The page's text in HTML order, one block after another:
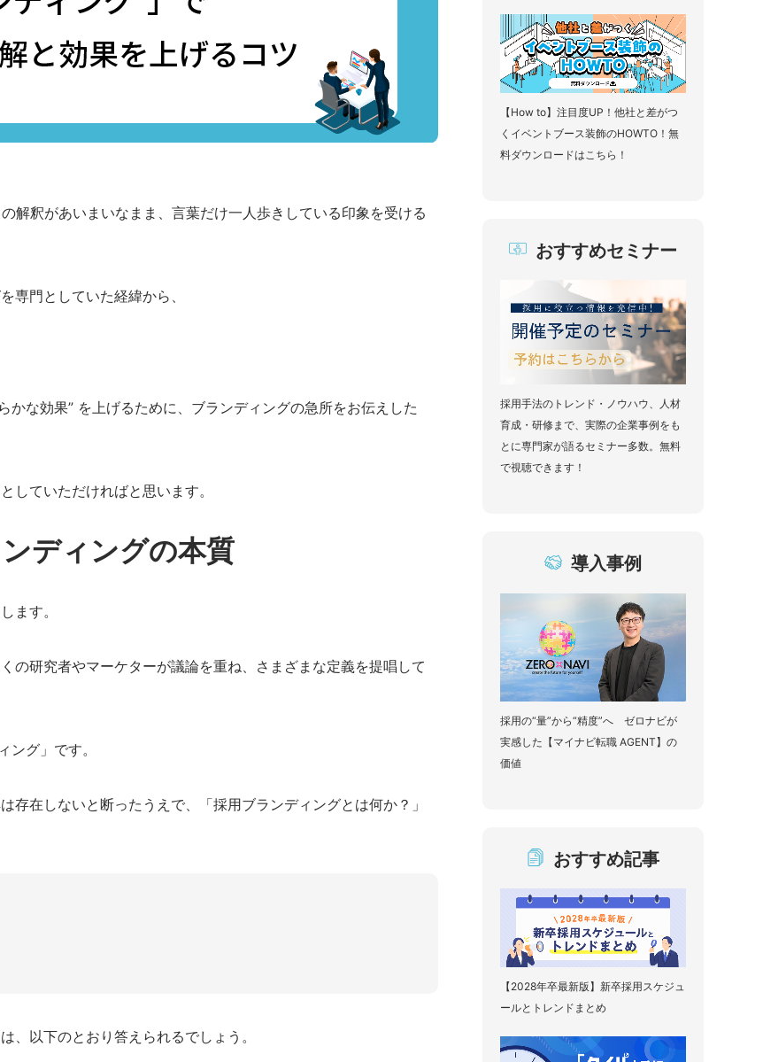
解釈があいまいなまま、言葉だけ一人歩きしている印象を受ける
専門としていた経緯から、
かな効果” を上げるために、ブランディングの急所をお伝えした
していただければと思います。
ディングの本質
ます。
の研究者やマーケターが議論を重ね、さまざまな定義を提唱して
ング」です。
在しないと断ったうえで、「採用ブランディングとは何か？」
、以下のとおり答えられるでしょう。
【How to】注目度UP！他社と差がつ
くイベントブース装飾のHOWTO！無
料ダウンロードはこちら！
おすすめセミナー
採用手法のトレンド・ノウハウ、人材
育成・研修まで、実際の企業事例をも
とに専門家が語るセミナー多数。無料
で視聴できます！
導入事例
採用の“量”から“精度”へ ゼロナビが
実感した【マイナビ転職 AGENT】の
価値
おすすめ記事
【2028年卒最新版】新卒採用スケジュ
ールとトレンドまとめ